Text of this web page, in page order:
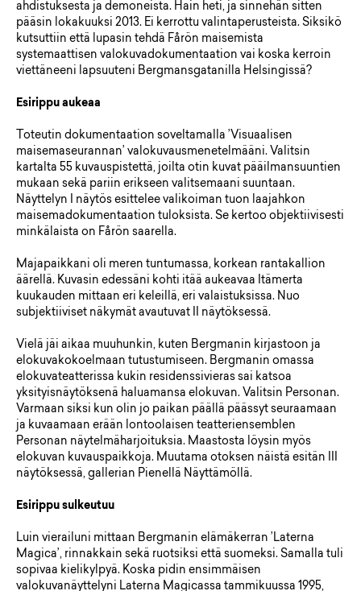
ahdistuksesta ja demoneista. Hain heti, ja sinnehän sitten
pääsin lokakuuksi 2013. Ei kerrottu valintaperusteista. Siksikö
kutsuttiin että lupasin tehdä Fårön maisemista
systemaattisen valokuvadokumentaation vai koska kerroin
viettäneeni lapsuuteni Bergmansgatanilla Helsingissä?
Esirippu aukeaa
Toteutin dokumentaation soveltamalla ’Visuaalisen
maisemaseurannan’ valokuvausmenetelmääni. Valitsin
kartalta 55 kuvauspistettä, joilta otin kuvat pääilmansuuntien
mukaan sekä pariin erikseen valitsemaani suuntaan.
Näyttelyn I näytös esittelee valikoiman tuon laajahkon
maisemadokumentaation tuloksista. Se kertoo objektiivisesti
minkälaista on Fårön saarella.
Majapaikkani oli meren tuntumassa, korkean rantakallion
äärellä. Kuvasin edessäni kohti itää aukeavaa Itämerta
kuukauden mittaan eri keleillä, eri valaistuksissa. Nuo
subjektiiviset näkymät avautuvat II näytöksessä.
Vielä jäi aikaa muuhunkin, kuten Bergmanin kirjastoon ja
elokuvakokoelmaan tutustumiseen. Bergmanin omassa
elokuvateatterissa kukin residenssivieras sai katsoa
yksityisnäytöksenä haluamansa elokuvan. Valitsin Personan.
Varmaan siksi kun olin jo paikan päällä päässyt seuraamaan
ja kuvaamaan erään lontoolaisen teatteriensemblen
Personan näytelmäharjoituksia. Maastosta löysin myös
elokuvan kuvauspaikkoja. Muutama otoksen näistä esitän III
näytöksessä, gallerian Pienellä Näyttämöllä.
Esirippu sulkeutuu
Luin vierailuni mittaan Bergmanin elämäkerran ’Laterna
Magica’, rinnakkain sekä ruotsiksi että suomeksi. Samalla tuli
sopivaa kielikylpyä. Koska pidin ensimmäisen
valokuvanäyttelyni Laterna Magicassa tammikuussa 1995,